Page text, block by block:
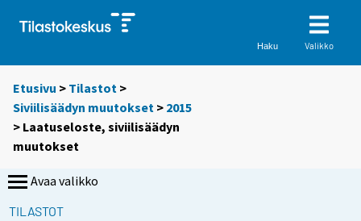
Haku Valikko
Etusivu > Tilastot >
Siviilisäädyn muutokset > 2015
> Laatuseloste, siviilisäädyn
muutokset
Avaa valikko
TILASTOT